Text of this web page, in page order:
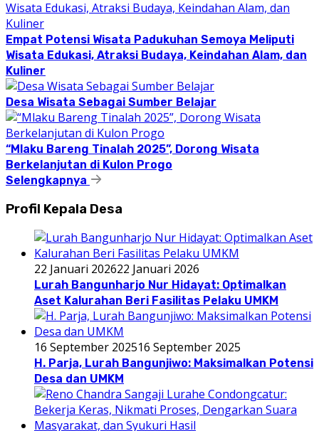
Empat Potensi Wisata Padukuhan Semoya Meliputi
Wisata Edukasi, Atraksi Budaya, Keindahan Alam, dan
Kuliner
Desa Wisata Sebagai Sumber Belajar
“Mlaku Bareng Tinalah 2025”, Dorong Wisata
Berkelanjutan di Kulon Progo
Selengkapnya
Profil Kepala Desa
22 Januari 202622 Januari 2026
Lurah Bangunharjo Nur Hidayat: Optimalkan
Aset Kalurahan Beri Fasilitas Pelaku UMKM
16 September 202516 September 2025
H. Parja, Lurah Bangunjiwo: Maksimalkan Potensi
Desa dan UMKM